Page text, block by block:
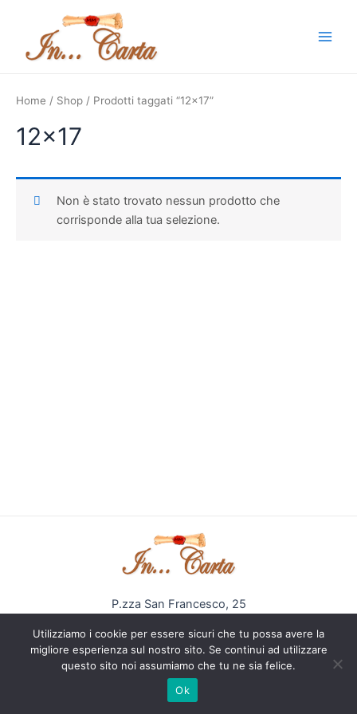
contenuto
Home / Shop / Prodotti taggati “12x17”
12x17
Non è stato trovato nessun prodotto che
corrisponde alla tua selezione.
P.zza San Francesco, 25
Mobile. 3475394425
info@cartoleriaincarta.it - www.cartoleriaincarta.it
P.IVA 02060850514
Utilizziamo i cookie per essere sicuri che tu possa avere la
migliore esperienza sul nostro sito. Se continui ad utilizzare
questo sito noi assumiamo che tu ne sia felice.
Ok